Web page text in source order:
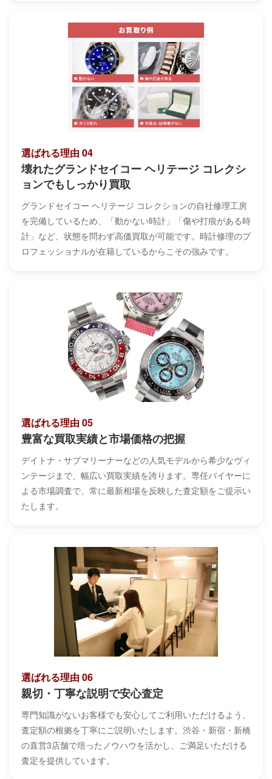
選ばれる理由 04
壊れたグランドセイコー ヘリテージ コレクシ
ョンでもしっかり買取
グランドセイコー ヘリテージ コレクションの自社修理工房
を完備しているため、「動かない時計」「傷や打痕がある時
計」など、状態を問わず高価買取が可能です。時計修理のプ
ロフェッショナルが在籍しているからこその強みです。
選ばれる理由 05
豊富な買取実績と市場価格の把握
デイトナ・サブマリーナーなどの人気モデルから希少なヴィ
ンテージまで、幅広い買取実績を誇ります。専任バイヤーに
よる市場調査で、常に最新相場を反映した査定額をご提示い
たします。
選ばれる理由 06
親切・丁寧な説明で安心査定
専門知識がないお客様でも安心してご利用いただけるよう、
査定額の根拠を丁寧にご説明いたします。渋谷・新宿・新橋
の直営3店舗で培ったノウハウを活かし、ご満足いただける
査定を提供しています。